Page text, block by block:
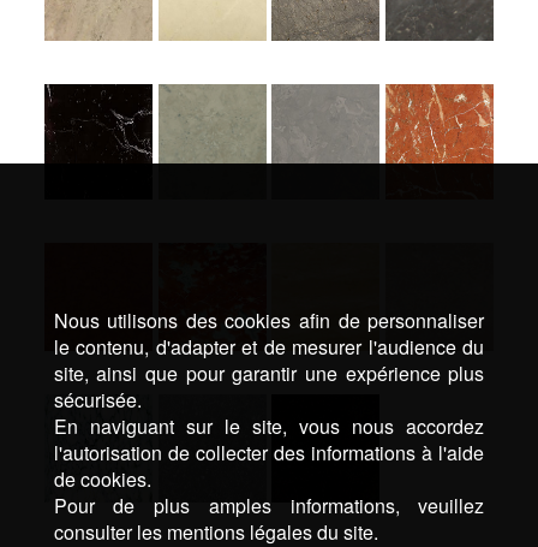
Nous utilisons des cookies afin de personnaliser
le contenu, d'adapter et de mesurer l'audience du
site, ainsi que pour garantir une expérience plus
sécurisée.
En naviguant sur le site, vous nous accordez
l'autorisation de collecter des informations à l'aide
de cookies.
Pour de plus amples informations, veuillez
consulter les mentions légales du site.